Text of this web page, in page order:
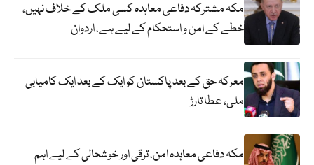
مکہ مشترکہ دفاعی معاہدہ کسی ملک کے خلاف نہیں،
خطے کے امن و استحکام کے لیے ہے، اردوان
معرکہ حق کے بعد پاکستان کو ایک کے بعد ایک کامیابی
ملی، عطا تارڑ
مکہ دفاعی معاہدہ امن، ترقی اور خوشحالی کے لیے اہم